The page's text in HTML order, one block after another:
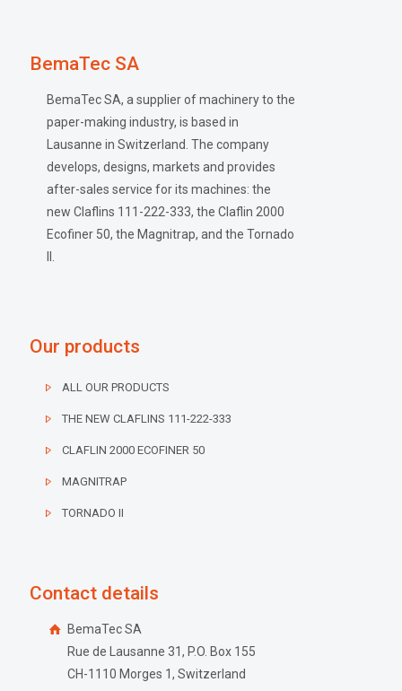
BemaTec SA
BemaTec SA, a supplier of machinery to the
paper-making industry, is based in
Lausanne in Switzerland. The company
develops, designs, markets and provides
after-sales service for its machines: the
new Claflins 111-222-333, the Claflin 2000
Ecofiner 50, the Magnitrap, and the Tornado
Our products
ALL OUR PRODUCTS
THE NEW CLAFLINS 111-222-333
CLAFLIN 2000 ECOFINER 50
MAGNITRAP
TORNADO II
Contact details
BemaTec SA
Rue de Lausanne 31, P.O. Box 155
CH-1110 Morges 1, Switzerland